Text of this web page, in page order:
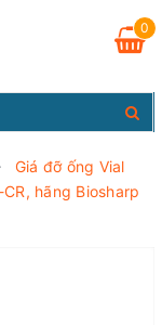
0
Giá đỡ ống Vial
hãng Biosharp